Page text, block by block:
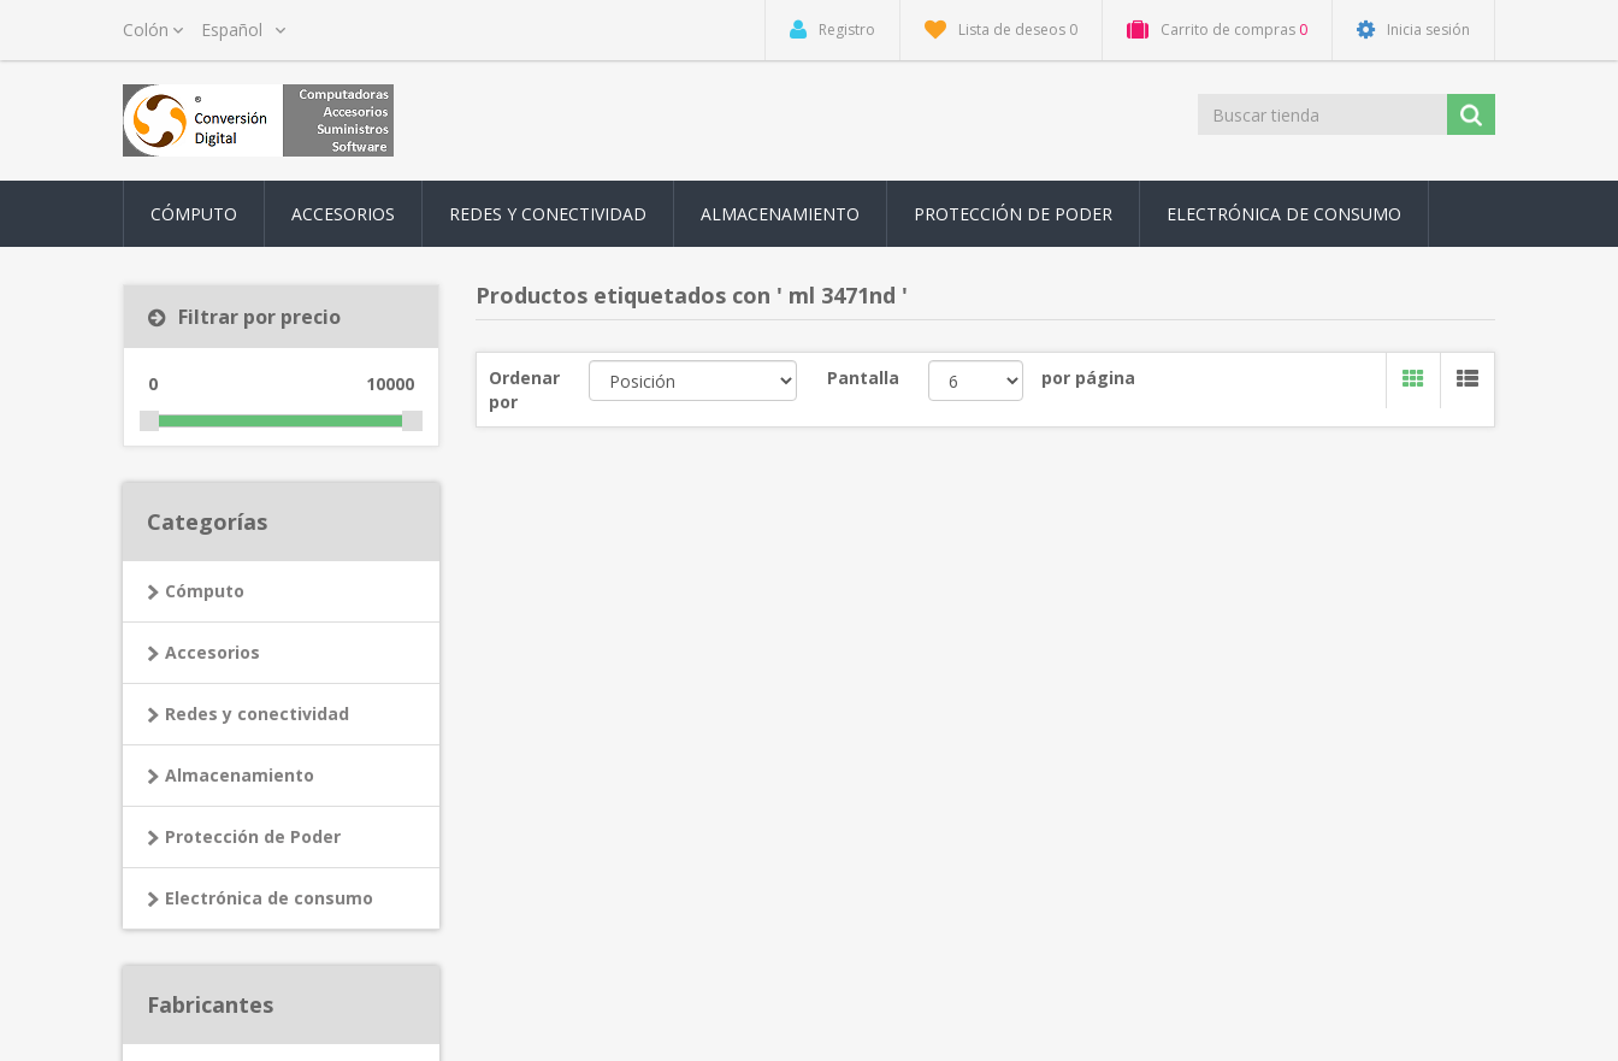
Registro Lista de deseos 0 Carrito de compras 0 Inicia sesión
CÓMPUTO ACCESORIOS REDES Y CONECTIVIDAD ALMACENAMIENTO PROTECCIÓN DE PODER ELECTRÓNICA DE CONSUMO
Filtrar por precio
0 10000
Categorías
Cómputo
Accesorios
Redes y conectividad
Almacenamiento
Protección de Poder
Electrónica de consumo
Fabricantes
Productos etiquetados con ' ml 3471nd '
Ordenar
por
Pantalla por página